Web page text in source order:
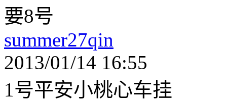
要8号
summer27qin
2013/01/14 16:55
1号平安小桃心车挂